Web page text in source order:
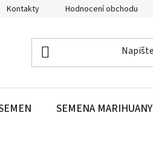
Kontakty Hodnocení obchodu
SEMENA MARIHUANY